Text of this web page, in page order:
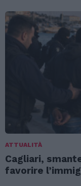
ATTUALITÀ
Cagliari,
favorire